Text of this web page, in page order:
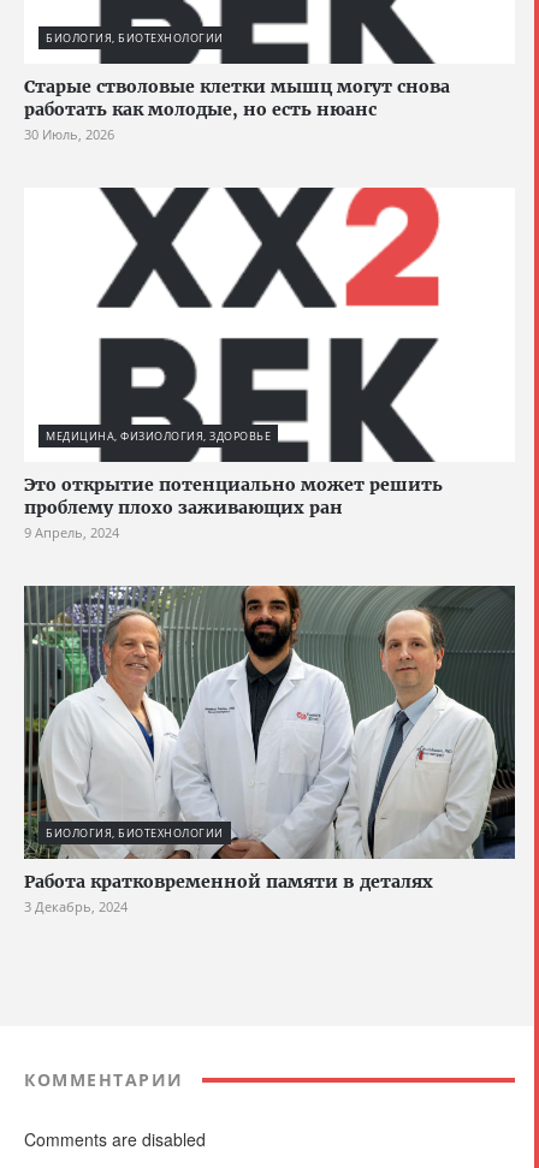
БИОЛОГИЯ, БИОТЕХНОЛОГИИ
Старые стволовые клетки мышц могут снова
работать как молодые, но есть нюанс
30 Июль, 2026
МЕДИЦИНА, ФИЗИОЛОГИЯ, ЗДОРОВЬЕ
Это открытие потенциально может решить
проблему плохо заживающих ран
9 Апрель, 2024
БИОЛОГИЯ, БИОТЕХНОЛОГИИ
Работа кратковременной памяти в деталях
3 Декабрь, 2024
КОММЕНТАРИИ
Comments are disabled